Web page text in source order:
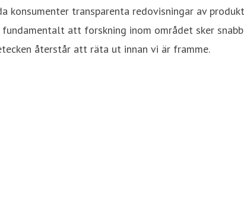
konsumenter transparenta redovisningar av
att forskning inom området sker
återstår att räta ut innan vi är framme.